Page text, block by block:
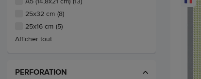
25x32 cm (8)
25x16 cm (5)
Afficher tout
PERFORATION